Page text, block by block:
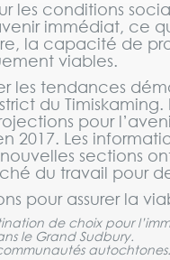
les conditions
immédiat, ce
la capacité de
viables.
les tendances
du
pour
Les
sections
du travail pour
pour assurer la
de choix pour
le Grand Sudbury.
autochtones.